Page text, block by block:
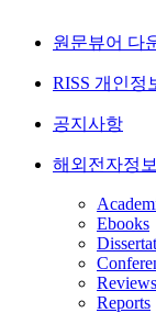
원문뷰어 다
RISS 개인정
공지사항
해외전자정
Ebooks
Reviews
Reports